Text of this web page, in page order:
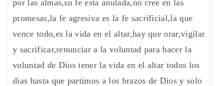
por las almas,su fe esta anulada,no cree en las
promesas,la fe agresiva es la fe sacrificial,la que
vence todo,es la vida en el altar,hay que orar,vigilar
y sacrificar,renunciar a la voluntad para hacer la
voluntad de Dios tener la vida en el altar todos los
dias hasta que partimos a los brazos de Dios y solo